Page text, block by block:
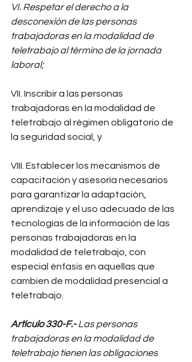
VI. Respetar el derecho a la
desconexión de las personas
trabajadoras en la modalidad de
teletrabajo al término de la jornada
laboral;
VII. Inscribir a las personas
trabajadoras en la modalidad de
teletrabajo al régimen obligatorio de
la seguridad social, y
VIII. Establecer los mecanismos de
capacitación y asesoría necesarios
para garantizar la adaptación,
aprendizaje y el uso adecuado de las
tecnologías de la información de las
personas trabajadoras en la
modalidad de teletrabajo, con
especial énfasis en aquellas que
cambien de modalidad presencial a
teletrabajo.
Artículo 330-F.- Las personas
trabajadoras en la modalidad de
teletrabajo tienen las obligaciones